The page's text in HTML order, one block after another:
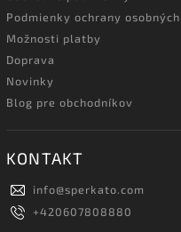
Podmienky ochrany
Možnosti platby
Doprava
Novinky
Blog pre obchodníkov
KONTAKT
info@sperkato.com
+420607808880